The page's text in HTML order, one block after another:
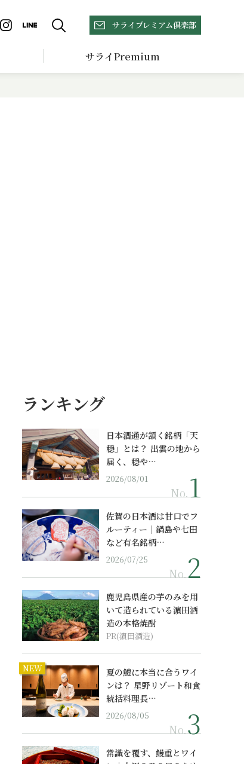
サライプレミアム倶楽部
サライPremium
ランキング
日本酒通が頷く銘柄「天
穏」とは？ 出雲の地から
届く、穏や…
2026/08/01
No.
佐賀の日本酒は甘口でフ
ルーティー｜鍋島や七田
など有名銘柄…
2026/07/25
No.
鹿児島県産の芋のみを用
いて造られている濵田酒
造の本格焼酎
PR(濵田酒造)
NEW
夏の鱧に本当に合うワイ
ンは？ 星野リゾート和食
統括料理長…
2026/08/05
No.
常識を覆す、鰻重とワイ